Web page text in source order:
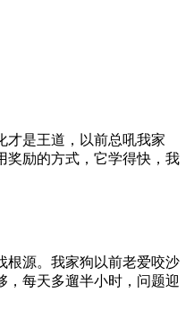
才是王道，以前总吼我家
奖励的方式，它学得快，我
根源。我家狗以前老爱咬沙
，每天多遛半小时，问题迎